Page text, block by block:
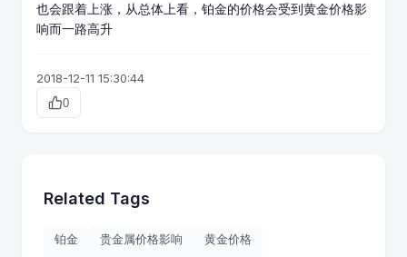
也会跟着上涨，从总体上看，铂金的价格会受到黄金价格影
响而一路高升
2018-12-11 15:30:44
0
Related Tags
铂金 贵金属价格影响 黄金价格